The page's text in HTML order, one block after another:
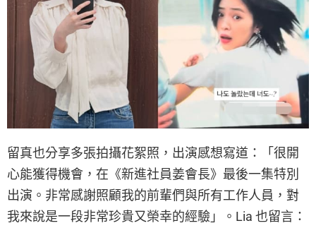
留真也分享多張拍攝花絮照，出演感想寫道：「很開
心能獲得機會，在《新進社員姜會長》最後一集特別
出演。非常感謝照顧我的前輩們與所有工作人員，對
我來說是一段非常珍貴又榮幸的經驗」。Lia 也留言：